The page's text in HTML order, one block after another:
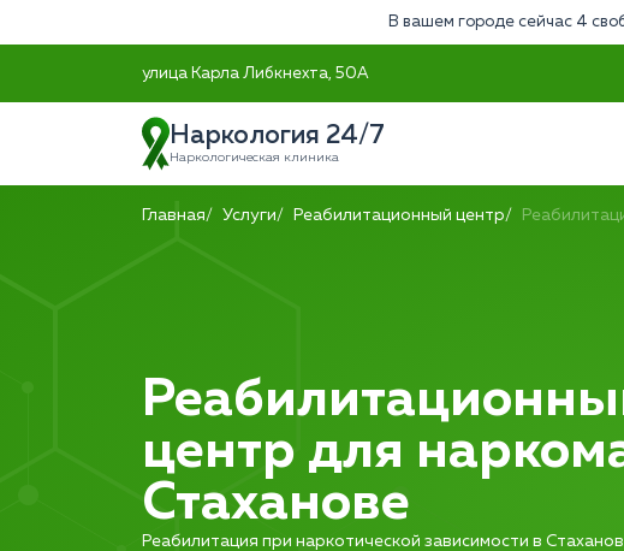
В вашем городе сейчас 4
улица Карла Либкнехта, 50А
Наркология 24/7
Наркологическая клиника
Главная Услуги Реабилитационный центр
центр для
Стаханове
Реабилитация при наркотической зависимости в